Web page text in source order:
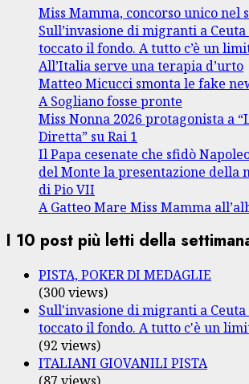
Miss Mamma, concorso unico nel
Sull’invasione di migranti a
toccato il fondo. A tutto c’è un
All’Italia serve una terapia d’urto
Matteo Micucci smonta le fake
A Sogliano fosse pronte
Miss Nonna 2026 protagonista a
Diretta” su Rai 1
Il Papa cesenate che sfidò
del Monte la presentazione della
di Pio VII
A Gatteo Mare Miss Mamma
I 10 post più letti della
PISTA, POKER DI MEDAGLIE
(300 views)
Sull'invasione di migranti a
toccato il fondo. A tutto c'è un
(92 views)
ITALIANI GIOVANILI PISTA